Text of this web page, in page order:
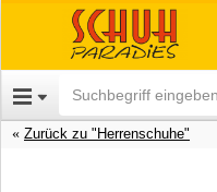
Zurück zu "Herrenschuhe"